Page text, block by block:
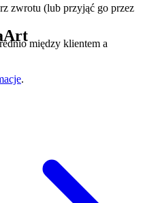
zwrotu (lub przyjąć go przez
między klientem a
.